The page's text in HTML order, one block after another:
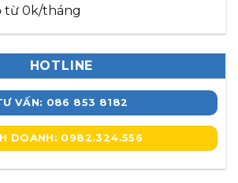
từ 0k/tháng
HOTLINE
VẤN: 086 853 8182
DOANH: 0982.324.556